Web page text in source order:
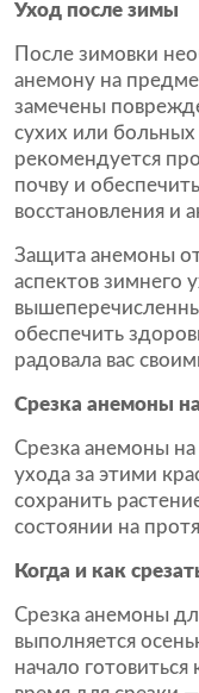
Уход после зимы
После зимовки
анемону на
замечены
сухих или больных
рекомендуется
почву и
восстановления и
Защита анемоны
аспектов зимнего
обеспечить
радовала вас
Срезка анемоны
Срезка анемоны
ухода за этими
сохранить
состоянии на
Когда и как
Срезка анемоны
выполняется
начало